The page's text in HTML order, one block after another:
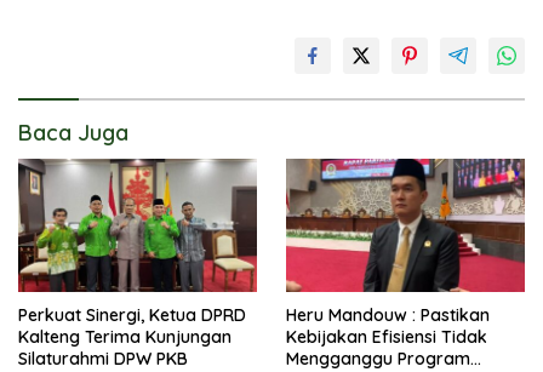
Baca Juga
Perkuat Sinergi, Ketua DPRD
Kalteng Terima Kunjungan
Silaturahmi DPW PKB
Heru Mandouw : Pastikan
Kebijakan Efisiensi Tidak
Mengganggu Program